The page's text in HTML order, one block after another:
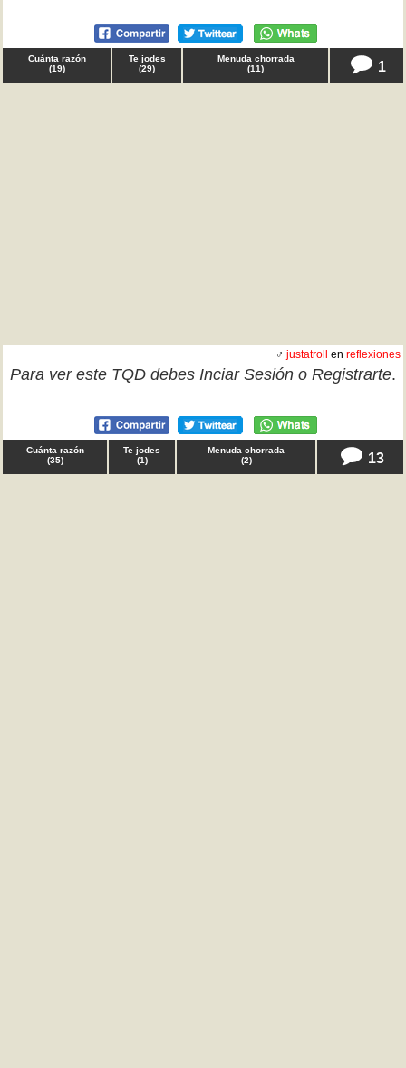
Cuánta razón
(19)
Te jodes
(29)
Menuda chorrada
(11) 1
♂ justatroll en reflexiones
Para ver este TQD debes Inciar Sesión o Registrarte.
Cuánta razón
(35)
Te jodes
(1)
Menuda chorrada
(2) 13